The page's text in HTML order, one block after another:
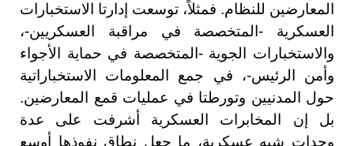
المعارضين للنظام. فمثلاً، توسعت إدارتا الاستخبارات
العسكرية -المتخصصة في مراقبة العسكريين-،
والاستخبارات الجوية -المتخصصة في حماية الأجواء
وأمن الرئيس-، في جمع المعلومات الاستخباراتية
حول المدنيين وتورطتا في عمليات قمع المعارضين.
بل إن المخابرات العسكرية أشرفت على عدة
وحدات شبه عسكرية، ما جعل نطاق نفوذها أوسع